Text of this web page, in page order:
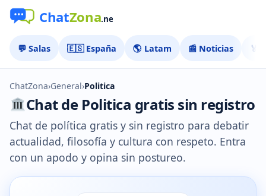
💬 Salas 🇪🇸 España 🌎 Latam 📰 Noticias 🏅
ChatZona›General›Politica
Chat de Politica gratis sin registro
Chat de política gratis y sin registro para debatir
actualidad, filosofía y cultura con respeto. Entra
con un apodo y opina sin postureo.